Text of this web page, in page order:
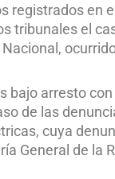
registrados en
tribunales el
bajo arresto
de las
cuya
General de la